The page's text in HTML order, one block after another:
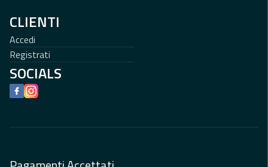
CLIENTI
Accedi
Registrati
SOCIALS
Facebook
Instagram